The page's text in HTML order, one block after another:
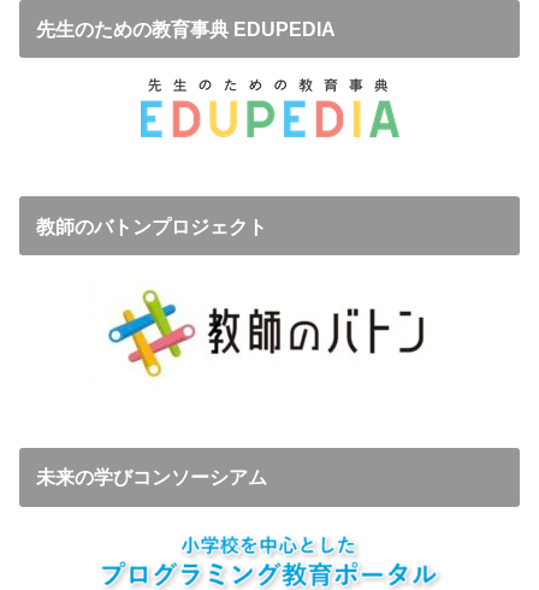
先生のための教育事典 EDUPEDIA
教師のバトンプロジェクト
未来の学びコンソーシアム